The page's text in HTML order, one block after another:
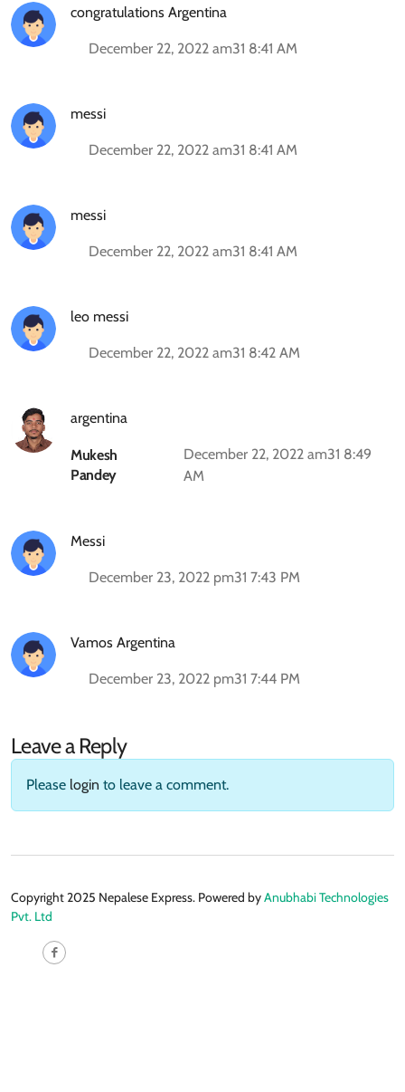
congratulations Argentina
December 22, 2022 am31 8:41 AM
messi
December 22, 2022 am31 8:41 AM
messi
December 22, 2022 am31 8:41 AM
leo messi
December 22, 2022 am31 8:42 AM
argentina
Mukesh
Pandey
December 22, 2022 am31 8:49
AM
Messi
December 23, 2022 pm31 7:43 PM
Vamos Argentina
December 23, 2022 pm31 7:44 PM
Leave a Reply
Please login to leave a comment.
Copyright 2025 Nepalese Express. Powered byAnubhabi Technologies
Pvt. Ltd